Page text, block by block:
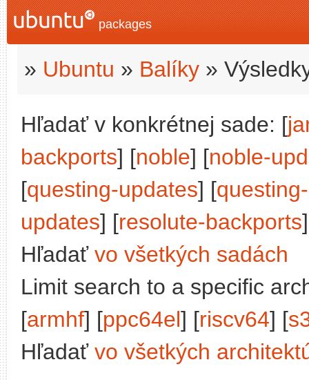
packages
» Ubuntu » Balíky »
Hľadať v konkrétnej sade: [
backports] [noble] [noble-
[questing-updates] [
updates] [resolute-backports
Hľadať vo všetkých sadách
Limit search to a specific
[armhf] [ppc64el] [riscv64] [
Hľadať vo všetkých